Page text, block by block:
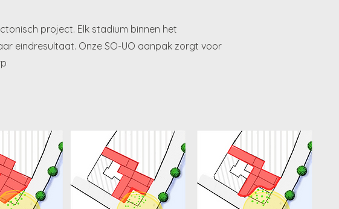
project. Elk stadium binnen het
eindresultaat. Onze SO-UO aanpak zorgt voor